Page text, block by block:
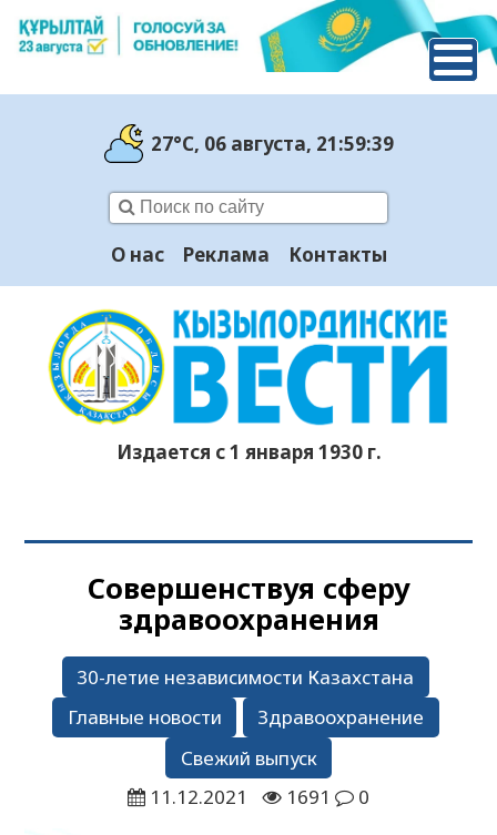
27°C, 06 августа, 21:59:40
О нас Реклама Контакты
Издается с 1 января 1930 г.
Совершенствуя сферу
здравоохранения
30-летие независимости Казахстана
Главные новости
Здравоохранение
Свежий выпуск
11.12.2021
1691 0